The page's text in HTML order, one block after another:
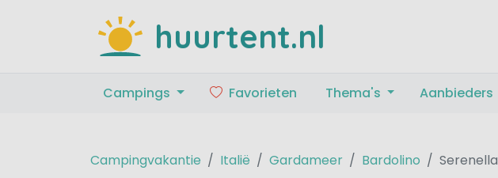
huurtent.nl
Campings Favorieten Thema's Aanbieders
Campingvakantie Italië Gardameer Bardolino Serenella